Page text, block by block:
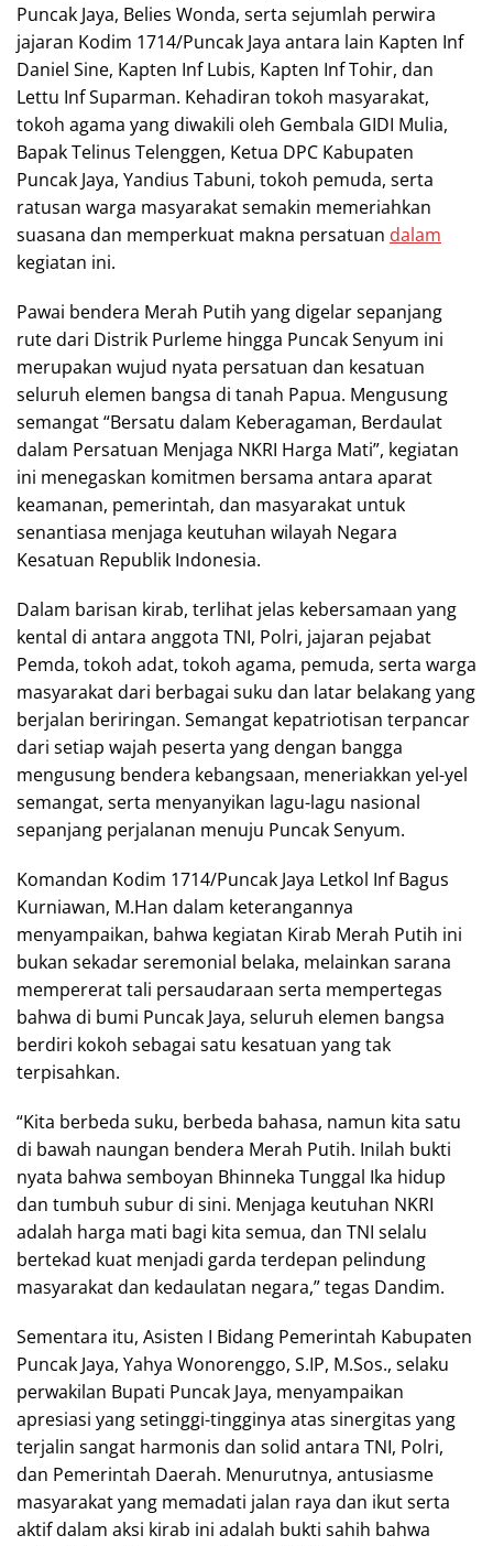
Puncak Jaya, Belies Wonda, serta sejumlah perwira
jajaran Kodim 1714/Puncak Jaya antara lain Kapten Inf
Daniel Sine, Kapten Inf Lubis, Kapten Inf Tohir, dan
Lettu Inf Suparman. Kehadiran tokoh masyarakat,
tokoh agama yang diwakili oleh Gembala GIDI Mulia,
Bapak Telinus Telenggen, Ketua DPC Kabupaten
Puncak Jaya, Yandius Tabuni, tokoh pemuda, serta
ratusan warga masyarakat semakin memeriahkan
suasana dan memperkuat makna persatuan dalam
kegiatan ini.
Pawai bendera Merah Putih yang digelar sepanjang
rute dari Distrik Purleme hingga Puncak Senyum ini
merupakan wujud nyata persatuan dan kesatuan
seluruh elemen bangsa di tanah Papua. Mengusung
semangat “Bersatu dalam Keberagaman, Berdaulat
dalam Persatuan Menjaga NKRI Harga Mati”, kegiatan
ini menegaskan komitmen bersama antara aparat
keamanan, pemerintah, dan masyarakat untuk
senantiasa menjaga keutuhan wilayah Negara
Kesatuan Republik Indonesia.
Dalam barisan kirab, terlihat jelas kebersamaan yang
kental di antara anggota TNI, Polri, jajaran pejabat
Pemda, tokoh adat, tokoh agama, pemuda, serta warga
masyarakat dari berbagai suku dan latar belakang yang
berjalan beriringan. Semangat kepatriotisan terpancar
dari setiap wajah peserta yang dengan bangga
mengusung bendera kebangsaan, meneriakkan yel-yel
semangat, serta menyanyikan lagu-lagu nasional
sepanjang perjalanan menuju Puncak Senyum.
Komandan Kodim 1714/Puncak Jaya Letkol Inf Bagus
Kurniawan, M.Han dalam keterangannya
menyampaikan, bahwa kegiatan Kirab Merah Putih ini
bukan sekadar seremonial belaka, melainkan sarana
mempererat tali persaudaraan serta mempertegas
bahwa di bumi Puncak Jaya, seluruh elemen bangsa
berdiri kokoh sebagai satu kesatuan yang tak
terpisahkan.
“Kita berbeda suku, berbeda bahasa, namun kita satu
di bawah naungan bendera Merah Putih. Inilah bukti
nyata bahwa semboyan Bhinneka Tunggal Ika hidup
dan tumbuh subur di sini. Menjaga keutuhan NKRI
adalah harga mati bagi kita semua, dan TNI selalu
bertekad kuat menjadi garda terdepan pelindung
masyarakat dan kedaulatan negara,” tegas Dandim.
Sementara itu, Asisten I Bidang Pemerintah Kabupaten
Puncak Jaya, Yahya Wonorenggo, S.IP, M.Sos., selaku
perwakilan Bupati Puncak Jaya, menyampaikan
apresiasi yang setinggi-tingginya atas sinergitas yang
terjalin sangat harmonis dan solid antara TNI, Polri,
dan Pemerintah Daerah. Menurutnya, antusiasme
masyarakat yang memadati jalan raya dan ikut serta
aktif dalam aksi kirab ini adalah bukti sahih bahwa